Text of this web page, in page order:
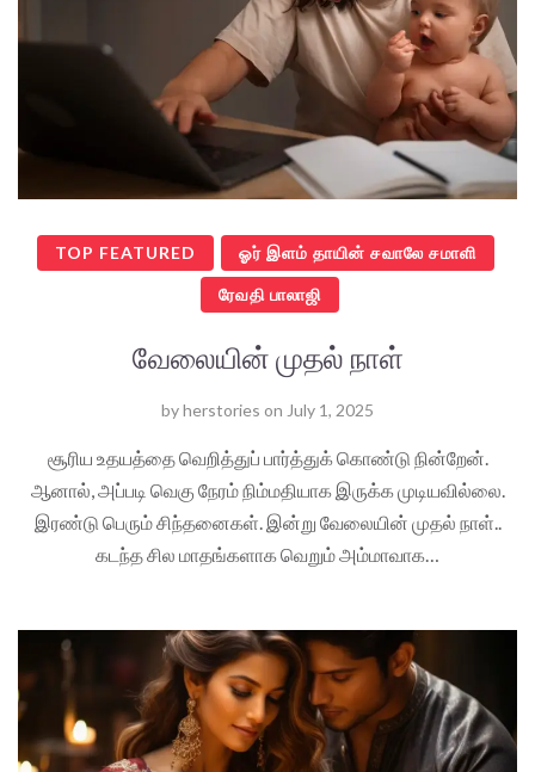
TOP FEATURED ஓர் இளம் தாயின் சவாலே சமாளி
ரேவதி பாலாஜி
வேலையின் முதல் நாள்
byherstories on July 1, 2025
சூரிய உதயத்தை வெறித்துப் பார்த்துக் கொண்டு நின்றேன்.
ஆனால், அப்படி வெகு நேரம் நிம்மதியாக இருக்க முடியவில்லை.
இரண்டு பெரும் சிந்தனைகள். இன்று வேலையின் முதல் நாள்..
கடந்த சில மாதங்களாக வெறும் அம்மாவாக…